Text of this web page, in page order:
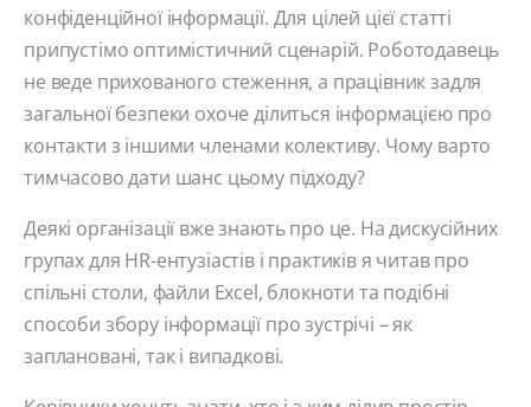
конфіденційної інформації. Для цілей цієї статті
припустімо оптимістичний сценарій. Роботодавець
не веде прихованого стеження, а працівник задля
загальної безпеки охоче ділиться інформацією про
контакти з іншими членами колективу. Чому варто
тимчасово дати шанс цьому підходу?
Деякі організації вже знають про це. На дискусійних
групах для HR-ентузіастів і практиків я читав про
спільні столи, файли Excel, блокноти та подібні
способи збору інформації про зустрічі – як
заплановані, так і випадкові.